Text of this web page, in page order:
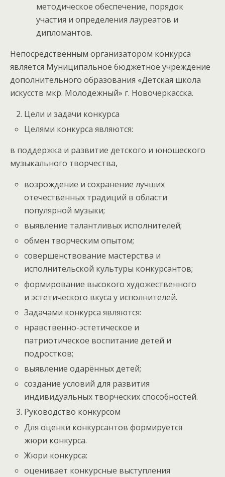
методическое обеспечение, порядок
участия и определения лауреатов и
дипломантов.
Непосредственным организатором конкурса
является Муниципальное бюджетное учреждение
дополнительного образования «Детская школа
искусств мкр. Молодежный» г. Новочеркасска.
Цели и задачи конкурса
Целями конкурса являются:
в поддержка и развитие детского и юношеского
музыкального творчества,
возрождение и сохранение лучших
отечественных традиций в области
популярной музыки;
выявление талантливых исполнителей;
обмен творческим опытом;
совершенствование мастерства и
исполнительской культуры конкурсантов;
формирование высокого художественного
и эстетического вкуса у исполнителей.
Задачами конкурса являются:
нравственно-эстетическое и
патриотическое воспитание детей и
подростков;
выявление одарённых детей;
создание условий для развития
индивидуальных творческих способностей.
Руководство конкурсом
Для оценки конкурсантов формируется
жюри конкурса.
Жюри конкурса:
оценивает конкурсные выступления